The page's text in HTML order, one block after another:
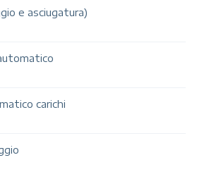
e asciugatura)
carichi